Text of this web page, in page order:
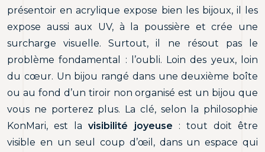
présentoir en acrylique expose bien les bijoux, il les
expose aussi aux UV, à la poussière et crée une
surcharge visuelle. Surtout, il ne résout pas le
problème fondamental : l’oubli. Loin des yeux, loin
du cœur. Un bijou rangé dans une deuxième boîte
ou au fond d’un tiroir non organisé est un bijou que
vous ne porterez plus. La clé, selon la philosophie
KonMari, est lavisibilité joyeuse : tout doit être
visible en un seul coup d’œil, dans un espace qui